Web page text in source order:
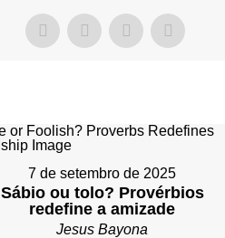
7 de setembro de 2025
Sábio ou tolo? Provérbios
redefine a amizade
Jesus Bayona